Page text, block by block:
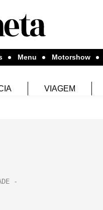
Menu Motorshow
VIAGEM